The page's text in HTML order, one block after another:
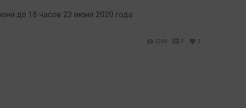
до 18 часов 23 июня 2020 года
2299 0 0